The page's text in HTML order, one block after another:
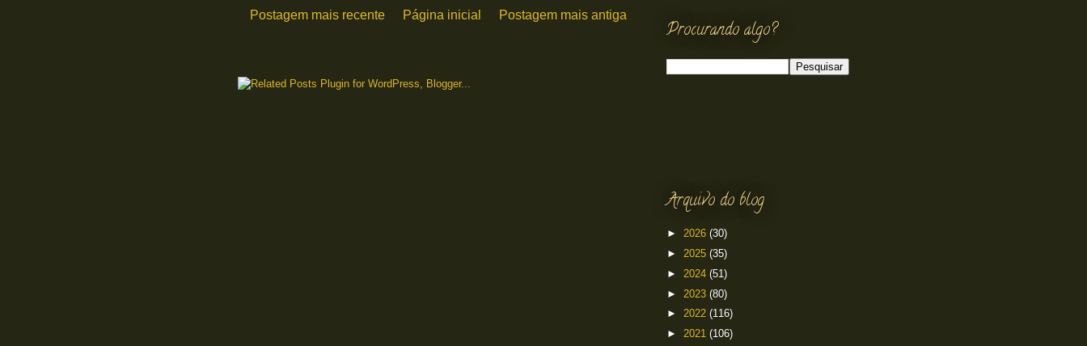
Postagem mais recente Postagem mais antiga
Página inicial
Procurando algo?
Arquivo do blog
► 2026 (30)
► 2025 (35)
► 2024 (51)
► 2023 (80)
► 2022 (116)
► 2021 (106)